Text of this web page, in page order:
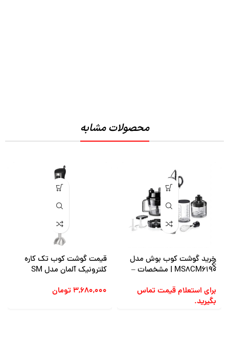
محصولات مشابه
خرید گوشت کوب بوش مدل
MS8CM6190 | مشخصات –
برای استعلام قیمت تماس
بگیرید.
قیمت گوشت کوب تک کاره
کلترونیک آلمان مدل SM
۳,۶۸۰,۰۰۰ تومان